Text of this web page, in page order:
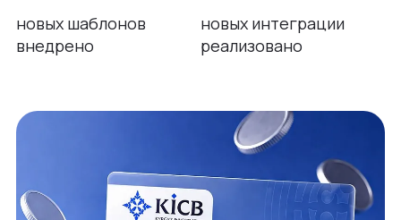
новых шаблонов
внедрено
новых интеграции
реализовано